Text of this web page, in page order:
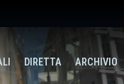
DIRETTA ARCHIVIO